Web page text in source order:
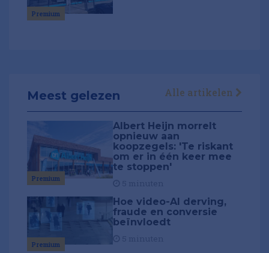
Premium
Meest gelezen Alle artikelen
Premium
Albert Heijn morrelt
opnieuw aan
koopzegels: 'Te riskant
om er in één keer mee
te stoppen'
Premium
Hoe video-AI derving,
fraude en conversie
beïnvloedt